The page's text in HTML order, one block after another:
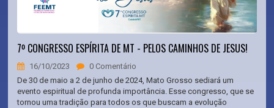
7º CONGRESSO ESPÍRITA DE MT - PELOS CAMINHOS DE JESUS!
16/10/2023
0 Comentário
De 30 de maio a 2 de junho de 2024, Mato Grosso sediará um
evento espiritual de profunda importância. Esse congresso, que se
tornou uma tradição para todos os que buscam a evolução